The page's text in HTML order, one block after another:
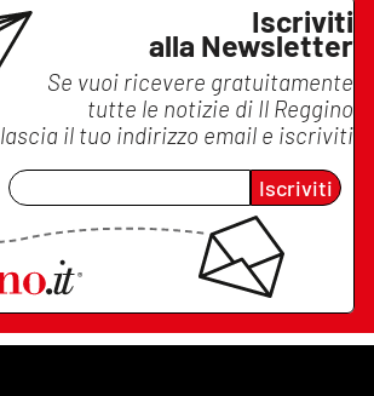
Iscriviti
alla Newsletter
Se vuoi ricevere gratuitamente
tutte le notizie di Il Reggino
lascia il tuo indirizzo email e iscriviti
Iscriviti